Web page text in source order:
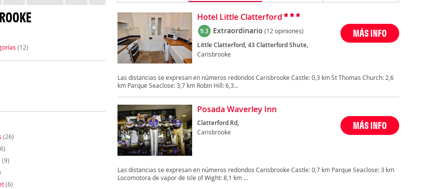
(12)
(26)
(9)
(6)
Hotel Little Clatterford
9.3 Extraordinario (12 opiniones)
Little Clatterford, 43 Clatterford Shute,
Carisbrooke
MÁS INFO
Las distancias se expresan en números redondos Carisbrooke Castle: 0,3 km St Thomas Church: 2,6
km Parque Seaclose: 3,7 km Robin Hill: 6,3...
Posada Waverley Inn
Clatterford Rd,
Carisbrooke
MÁS INFO
Las distancias se expresan en números redondos Carisbrooke Castle: 0,7 km Parque Seaclose: 3 km
Locomotora de vapor de Isle of Wight: 8,1 km ...